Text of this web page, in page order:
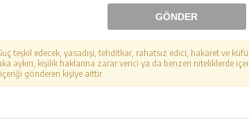
GÖNDER
teşkil edecek, yasadışı, tehditkar, rahatsız edici, hakaret ve
aykırı, kişilik haklarına zarar verici ya da benzeri niteliklerde
gönderen kişiye aittir.